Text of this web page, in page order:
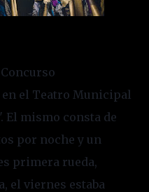
el Teatro Municipal
El mismo consta de
por noche y un
primera rueda,
el viernes estaba